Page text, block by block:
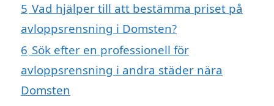
5 Vad hjälper till att bestämma priset på
avloppsrensning i Domsten?
6 Sök efter en professionell för
avloppsrensning i andra städer nära
Domsten